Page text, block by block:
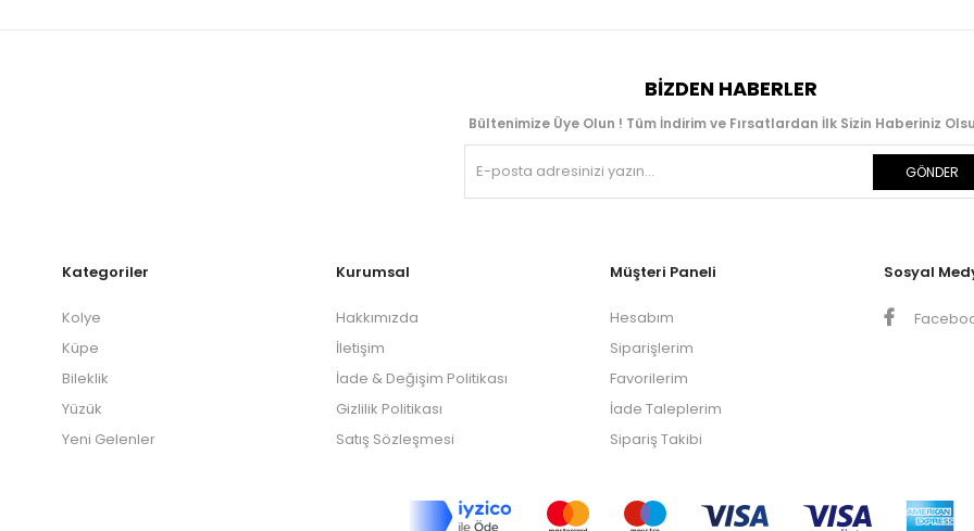
BIZDEN HABERLER
Bültenimize Üye Olun ! Tüm İndirim ve Fırsatlardan İlk Sizin Haberiniz
GÖNDER
Kategoriler
Kolye
Küpe
Bileklik
Yüzük
Yeni Gelenler
Kurumsal
Hakkımızda
İletişim
İade & Değişim Politikası
Gizlilik Politikası
Satış Sözleşmesi
Müşteri Paneli
Hesabım
Siparişlerim
Favorilerim
İade Taleplerim
Sipariş Takibi
Sosyal